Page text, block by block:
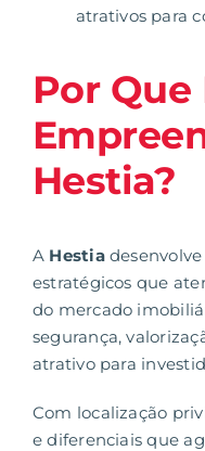
atrativos para
Por
Hestia?
A Hestiadesenvolve
estratégicos que
do mercado
segurança,
atrativo para
Com localização
e diferenciais que